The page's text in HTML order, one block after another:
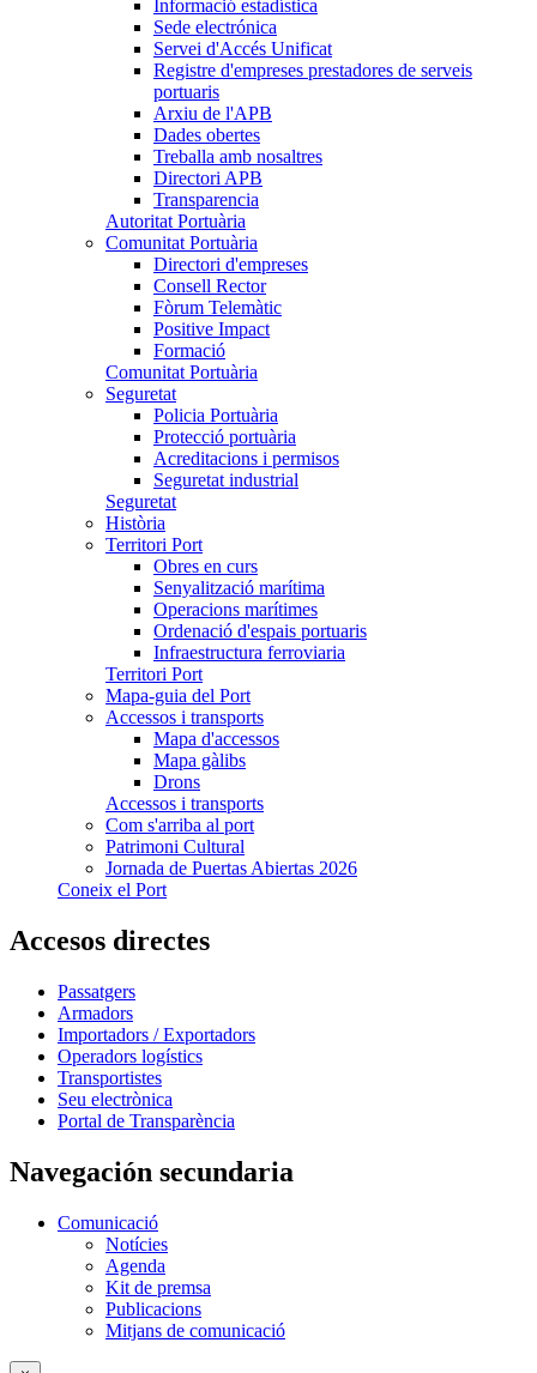
Informació estadística
Sede electrónica
Servei d'Accés Unificat
Registre d'empreses prestadores de serveis
portuaris
Arxiu de l'APB
Dades obertes
Treballa amb nosaltres
Directori APB
Transparencia
Autoritat Portuària
Comunitat Portuària
Directori d'empreses
Consell Rector
Fòrum Telemàtic
Positive Impact
Formació
Comunitat Portuària
Seguretat
Policia Portuària
Protecció portuària
Acreditacions i permisos
Seguretat industrial
Seguretat
Història
Territori Port
Obres en curs
Senyalització marítima
Operacions marítimes
Ordenació d'espais portuaris
Infraestructura ferroviaria
Territori Port
Mapa-guia del Port
Accessos i transports
Mapa d'accessos
Mapa gàlibs
Drons
Accessos i transports
Com s'arriba al port
Patrimoni Cultural
Jornada de Puertas Abiertas 2026
Coneix el Port
Accesos directes
Passatgers
Armadors
Importadors / Exportadors
Operadors logístics
Transportistes
Seu electrònica
Portal de Transparència
Navegación secundaria
Comunicació
Notícies
Agenda
Kit de premsa
Publicacions
Mitjans de comunicació